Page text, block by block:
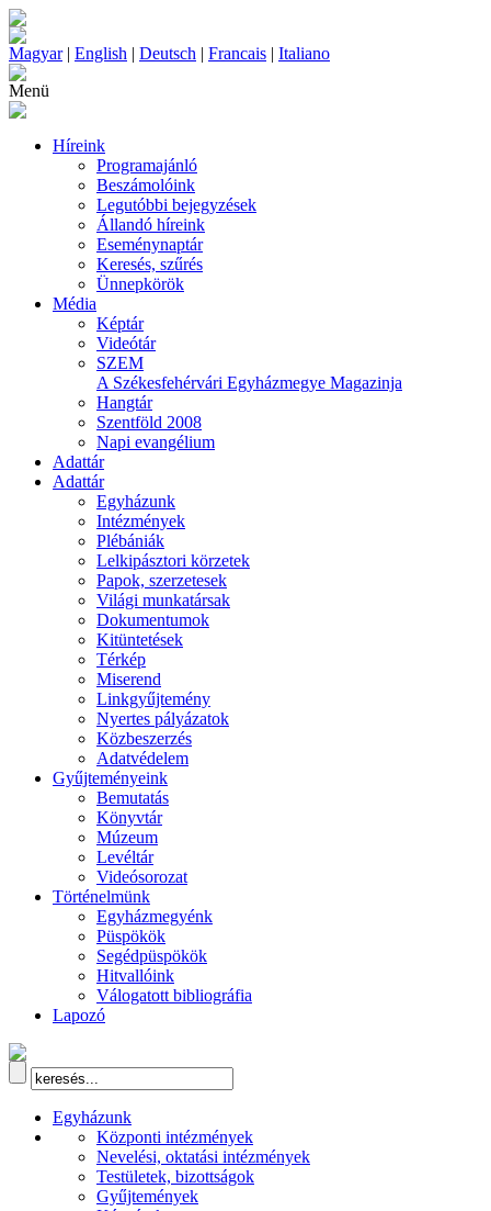
Magyar| English | Deutsch | Francais | Italiano
Menü
Híreink
Programajánló
Beszámolóink
Legutóbbi bejegyzések
Állandó híreink
Eseménynaptár
Keresés, szűrés
Ünnepkörök
Média
Képtár
Videótár
SZEM
A Székesfehérvári Egyházmegye Magazinja
Hangtár
Szentföld 2008
Napi evangélium
Adattár
Adattár
Egyházunk
Intézmények
Plébániák
Lelkipásztori körzetek
Papok, szerzetesek
Világi munkatársak
Dokumentumok
Kitüntetések
Térkép
Miserend
Linkgyűjtemény
Nyertes pályázatok
Közbeszerzés
Adatvédelem
Gyűjteményeink
Bemutatás
Könyvtár
Múzeum
Levéltár
Videósorozat
Történelmünk
Egyházmegyénk
Püspökök
Segédpüspökök
Hitvallóink
Válogatott bibliográfia
Lapozó
Egyházunk
Központi intézmények
Nevelési, oktatási intézmények
Testületek, bizottságok
Gyűjtemények